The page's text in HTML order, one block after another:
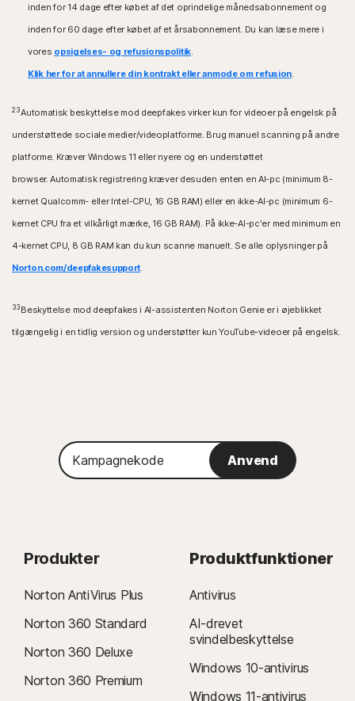
inden for 14 dage efter købet af det oprindelige månedsabonnement og
inden for 60 dage efter købet af et årsabonnement. Du kan læse mere i
vores opsigelses- og refusionspolitik.
Klik her for at annullere din kontrakt eller anmode om refusion
23Automatisk beskyttelse mod deepfakes virker kun for videoer på engelsk på
understøttede sociale medier/videoplatforme. Brug manuel scanning på andre
platforme. Kræver Windows 11 eller nyere og en understøttet
browser. Automatisk registrering kræver desuden enten en AI-pc (minimum 8-
kernet Qualcomm- eller Intel-CPU, 16 GB RAM) eller en ikke-AI-pc (minimum 6-
kernet CPU fra et vilkårligt mærke, 16 GB RAM). På ikke-AI-pc'er med minimum en
4-kernet CPU, 8 GB RAM kan du kun scanne manuelt. Se alle oplysninger på
Norton.com/deepfakesupport
33 Beskyttelse mod deepfakes i AI-assistenten Norton Genie er i øjeblikket
tilgængelig i en tidlig version og understøtter kun YouTube-videoer på engelsk.
Kampagnekode
Anvend
Produkter
Norton AntiVirus Plus
Norton 360 Standard
Norton 360 Deluxe
Norton 360 Premium
Produktfunktioner
Antivirus
AI-drevet
svindelbeskyttelse
Windows 10-antivirus
Windows 11-antivirus